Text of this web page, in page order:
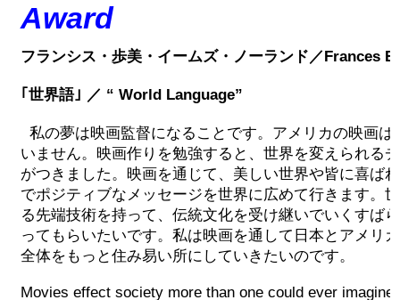
Award
フランシス・歩美・イームズ・ノーランド／Frances
｢世界語｣ ／ “ World Language”
私の夢は映画監督になることです。アメリカの映画は
いません。映画作りを勉強すると、世界を変えられる
がつきました。映画を通じて、美しい世界や皆に喜ば
でポジティブなメッセージを世界に広めて行きます。
る先端技術を持って、伝統文化を受け継いでいくすば
ってもらいたいです。私は映画を通して日本とアメリ
全体をもっと住み易い所にしていきたいのです。
Movies effect society more than one could ever